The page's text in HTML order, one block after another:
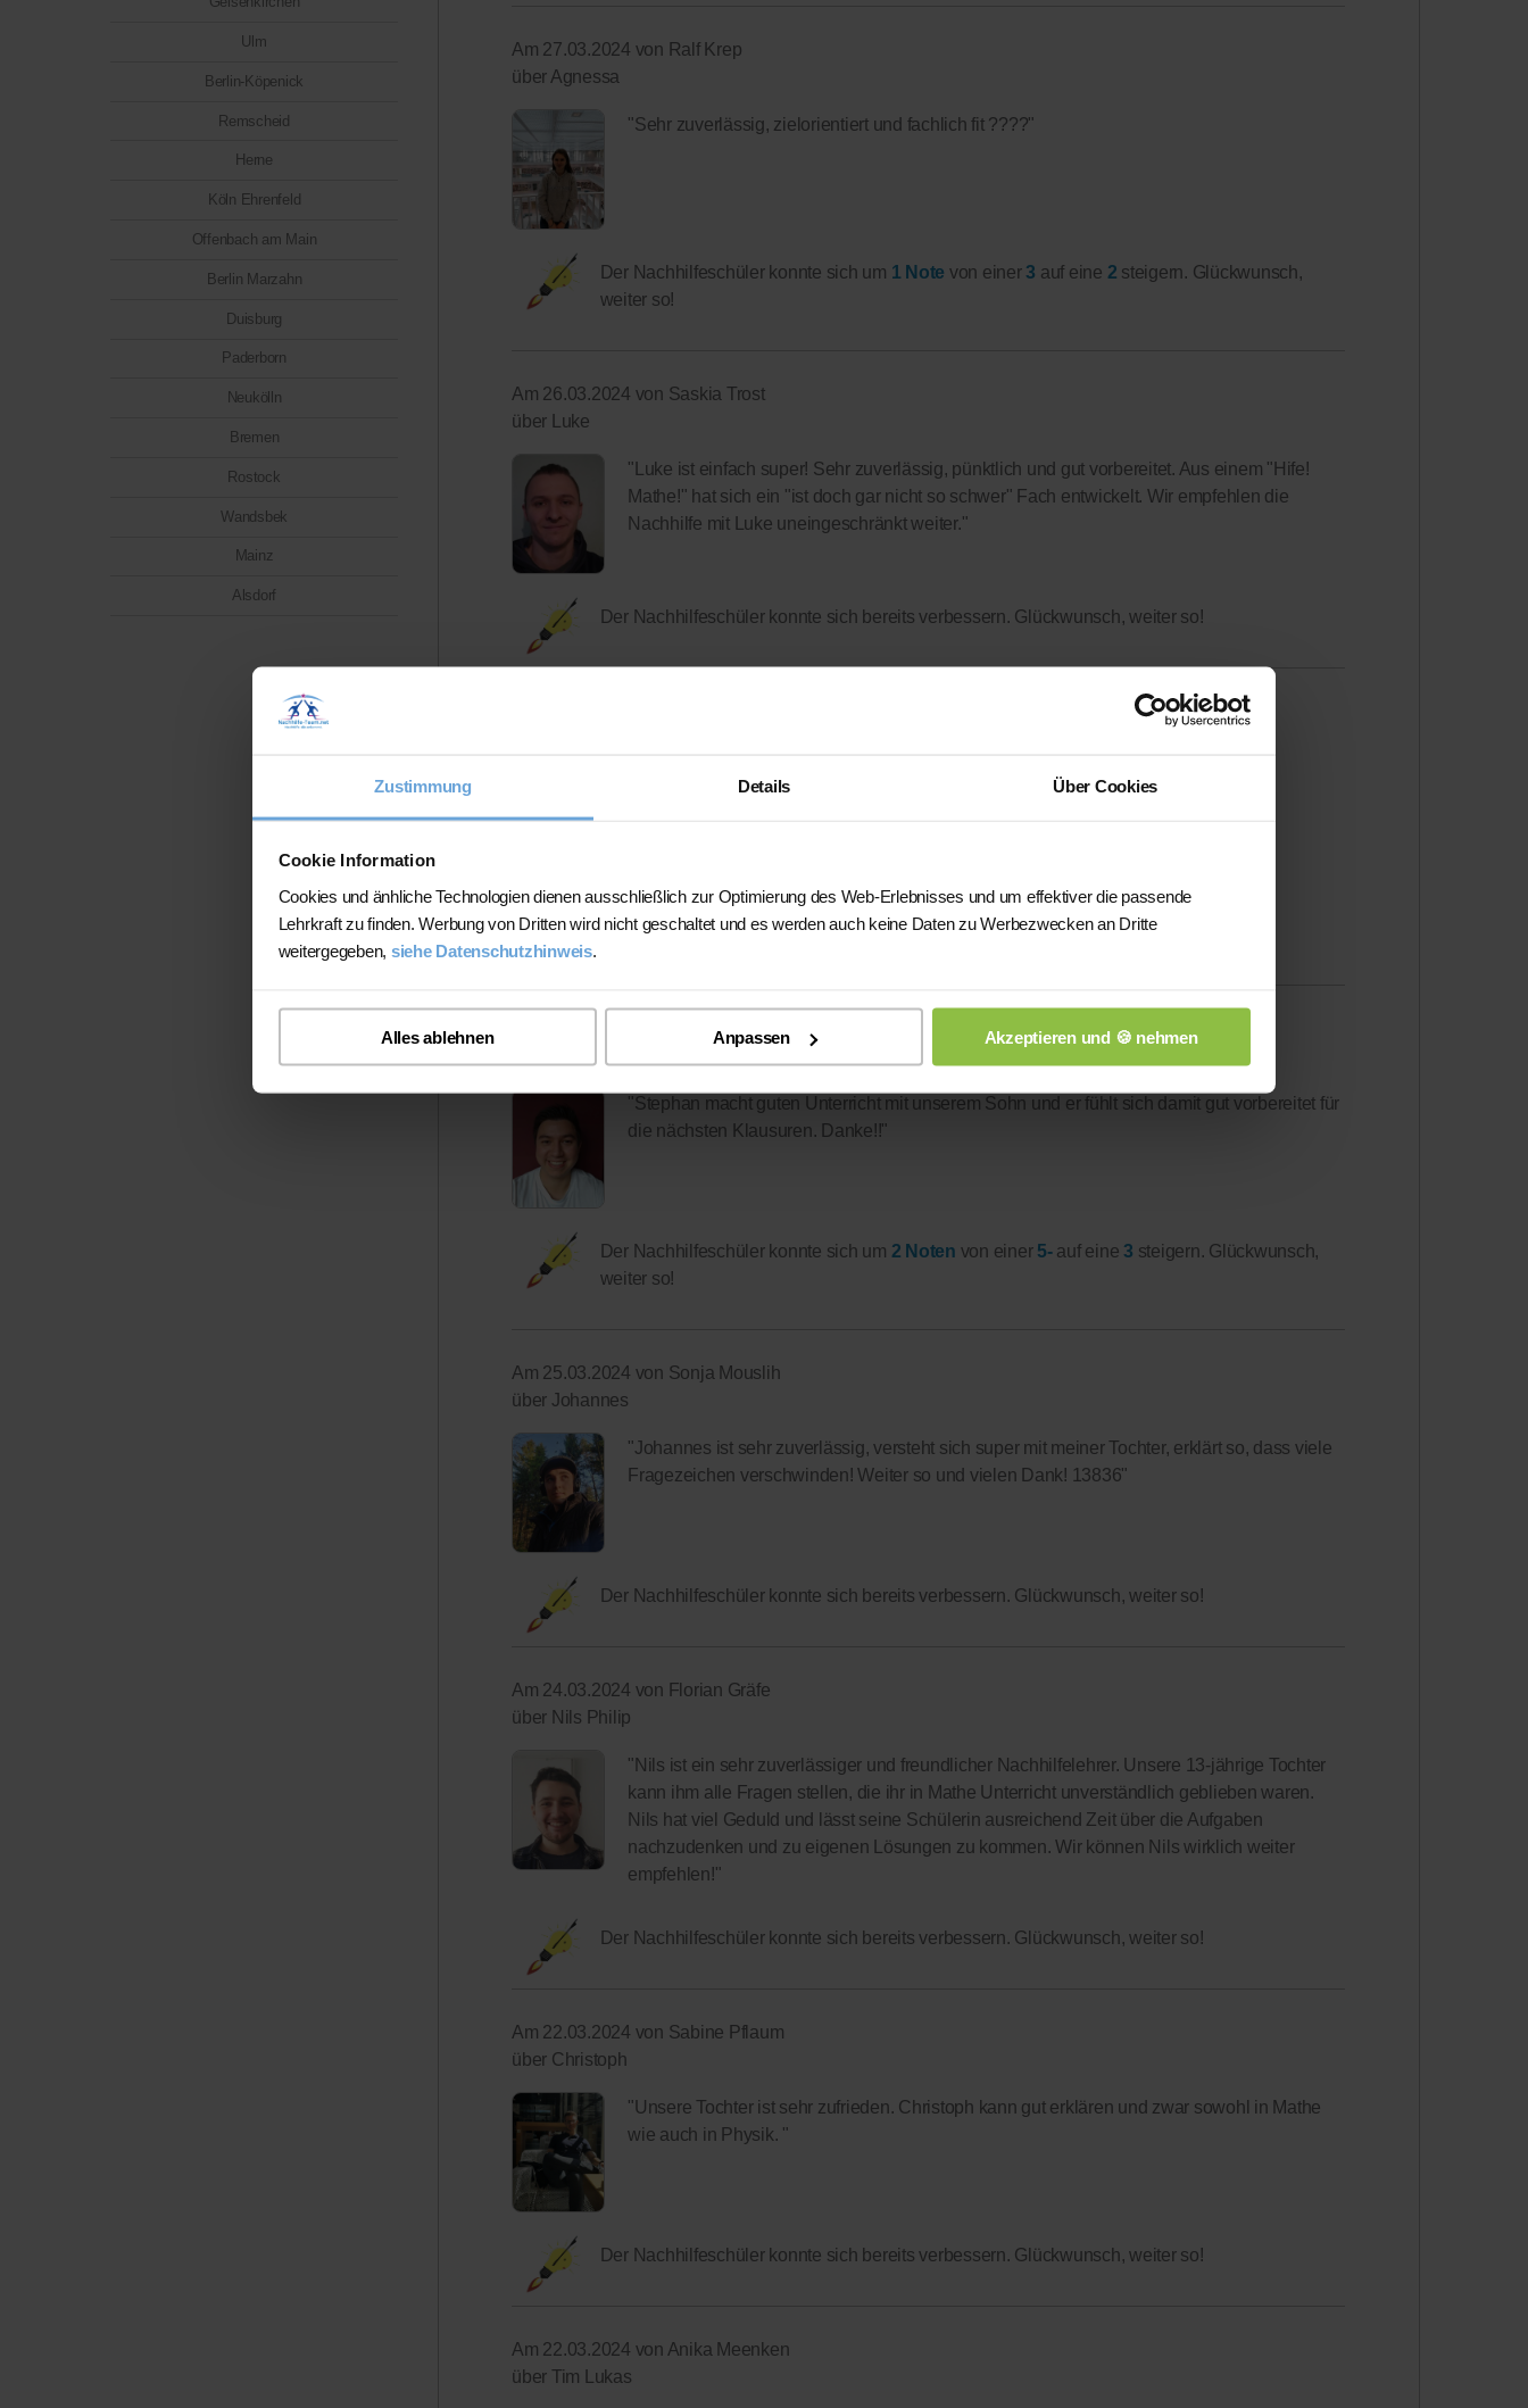
Zustimmung Details Über Cookies
Cookie Information
Cookies und änhliche Technologien dienen ausschließlich zur Optimierung des Web-Erlebnisses und um effektiver die passende
Lehrkraft zu finden. Werbung von Dritten wird nicht geschaltet und es werden auch keine Daten zu Werbezwecken an Dritte
weitergegeben, siehe Datenschutzhinweis.
Alles ablehnen Anpassen Akzeptieren und 🍪 nehmen
Ulm
Berlin-Köpenick
Remscheid
Herne
Köln Ehrenfeld
Offenbach am Main
Berlin Marzahn
Duisburg
Paderborn
Neukölln
Bremen
Rostock
Wandsbek
Mainz
Alsdorf
Am 27.03.2024 von Ralf Krep
über Agnessa
"Sehr zuverlässig, zielorientiert und fachlich fit ????"
Der Nachhilfeschüler konnte sich um 1 Note von einer3 auf eine 2 steigern. Glückwunsch,
weiter so!
Am 26.03.2024 von Saskia Trost
über Luke
"Luke ist einfach super! Sehr zuverlässig, pünktlich und gut vorbereitet. Aus einem "Hife!
Mathe!" hat sich ein "ist doch gar nicht so schwer" Fach entwickelt. Wir empfehlen die
Nachhilfe mit Luke uneingeschränkt weiter."
Der Nachhilfeschüler konnte sich bereits verbessern. Glückwunsch, weiter so!
"Leni ist begeistert von Tabea. Tabea bereitet die Stunden gut vor und ist sehr sehr
Der Nachhilfeschüler konnte sich bereits verbessern. Glückwunsch, weiter so!
Am 26.03.2024 von Annie Otto
"Stephan macht guten Unterricht mit unserem Sohn und er fühlt sich damit gut vorbereitet für
die nächsten Klausuren. Danke!!"
Der Nachhilfeschüler konnte sich um 2 Noten von einer 5-auf eine3 steigern. Glückwunsch,
weiter so!
Am 25.03.2024 von Sonja Mouslih
über Johannes
"Johannes ist sehr zuverlässig, versteht sich super mit meiner Tochter, erklärt so, dass viele
Fragezeichen verschwinden! Weiter so und vielen Dank! 13836"
Der Nachhilfeschüler konnte sich bereits verbessern. Glückwunsch, weiter so!
Am 24.03.2024 von Florian Gräfe
über Nils Philip
"Nils ist ein sehr zuverlässiger und freundlicher Nachhilfelehrer. Unsere 13-jährige Tochter
kann ihm alle Fragen stellen, die ihr in Mathe Unterricht unverständlich geblieben waren.
Nils hat viel Geduld und lässt seine Schülerin ausreichend Zeit über die Aufgaben
nachzudenken und zu eigenen Lösungen zu kommen. Wir können Nils wirklich weiter
empfehlen!"
Der Nachhilfeschüler konnte sich bereits verbessern. Glückwunsch, weiter so!
Am 22.03.2024 von Sabine Pflaum
über Christoph
"Unsere Tochter ist sehr zufrieden. Christoph kann gut erklären und zwar sowohl in Mathe
wie auch in Physik. "
Der Nachhilfeschüler konnte sich bereits verbessern. Glückwunsch, weiter so!
Am 22.03.2024 von Anika Meenken
über Tim Lukas